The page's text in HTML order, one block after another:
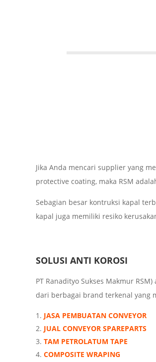
Jika Anda mencari supplier yang
protective coating, maka RSM
Sebagian besar kontruksi kapal
kapal juga memiliki resiko
SOLUSI ANTI KOROSI
PT Ranadityo Sukses Makmur
dari berbagai brand terkenal yang
JASA PEMBUATAN CONVEYOR
JUAL CONVEYOR SPAREPARTS
TAM PETROLATUM TAPE
COMPOSITE WRAPING